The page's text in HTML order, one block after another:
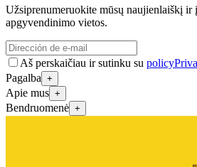
Užsiprenumeruokite mūsų naujienlaiškį ir
apgyvendinimo vietos.
Aš perskaičiau ir sutinku su
Pagalba +
Apie mus +
Bendruomenė +